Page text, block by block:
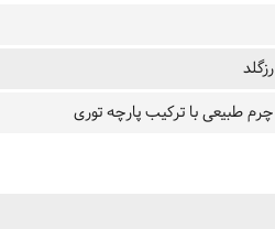
رزگلد
چرم طبیعی با ترکیب پارچه توری